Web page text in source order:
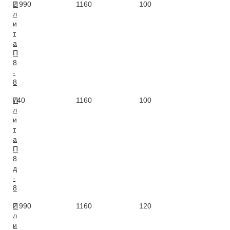
П
л
и
т
а
П
8
-
8
2 990 1160 100
П
л
и
т
а
П
8
д
-
8
740 1160 100
П
л
и
2 990 1160 120